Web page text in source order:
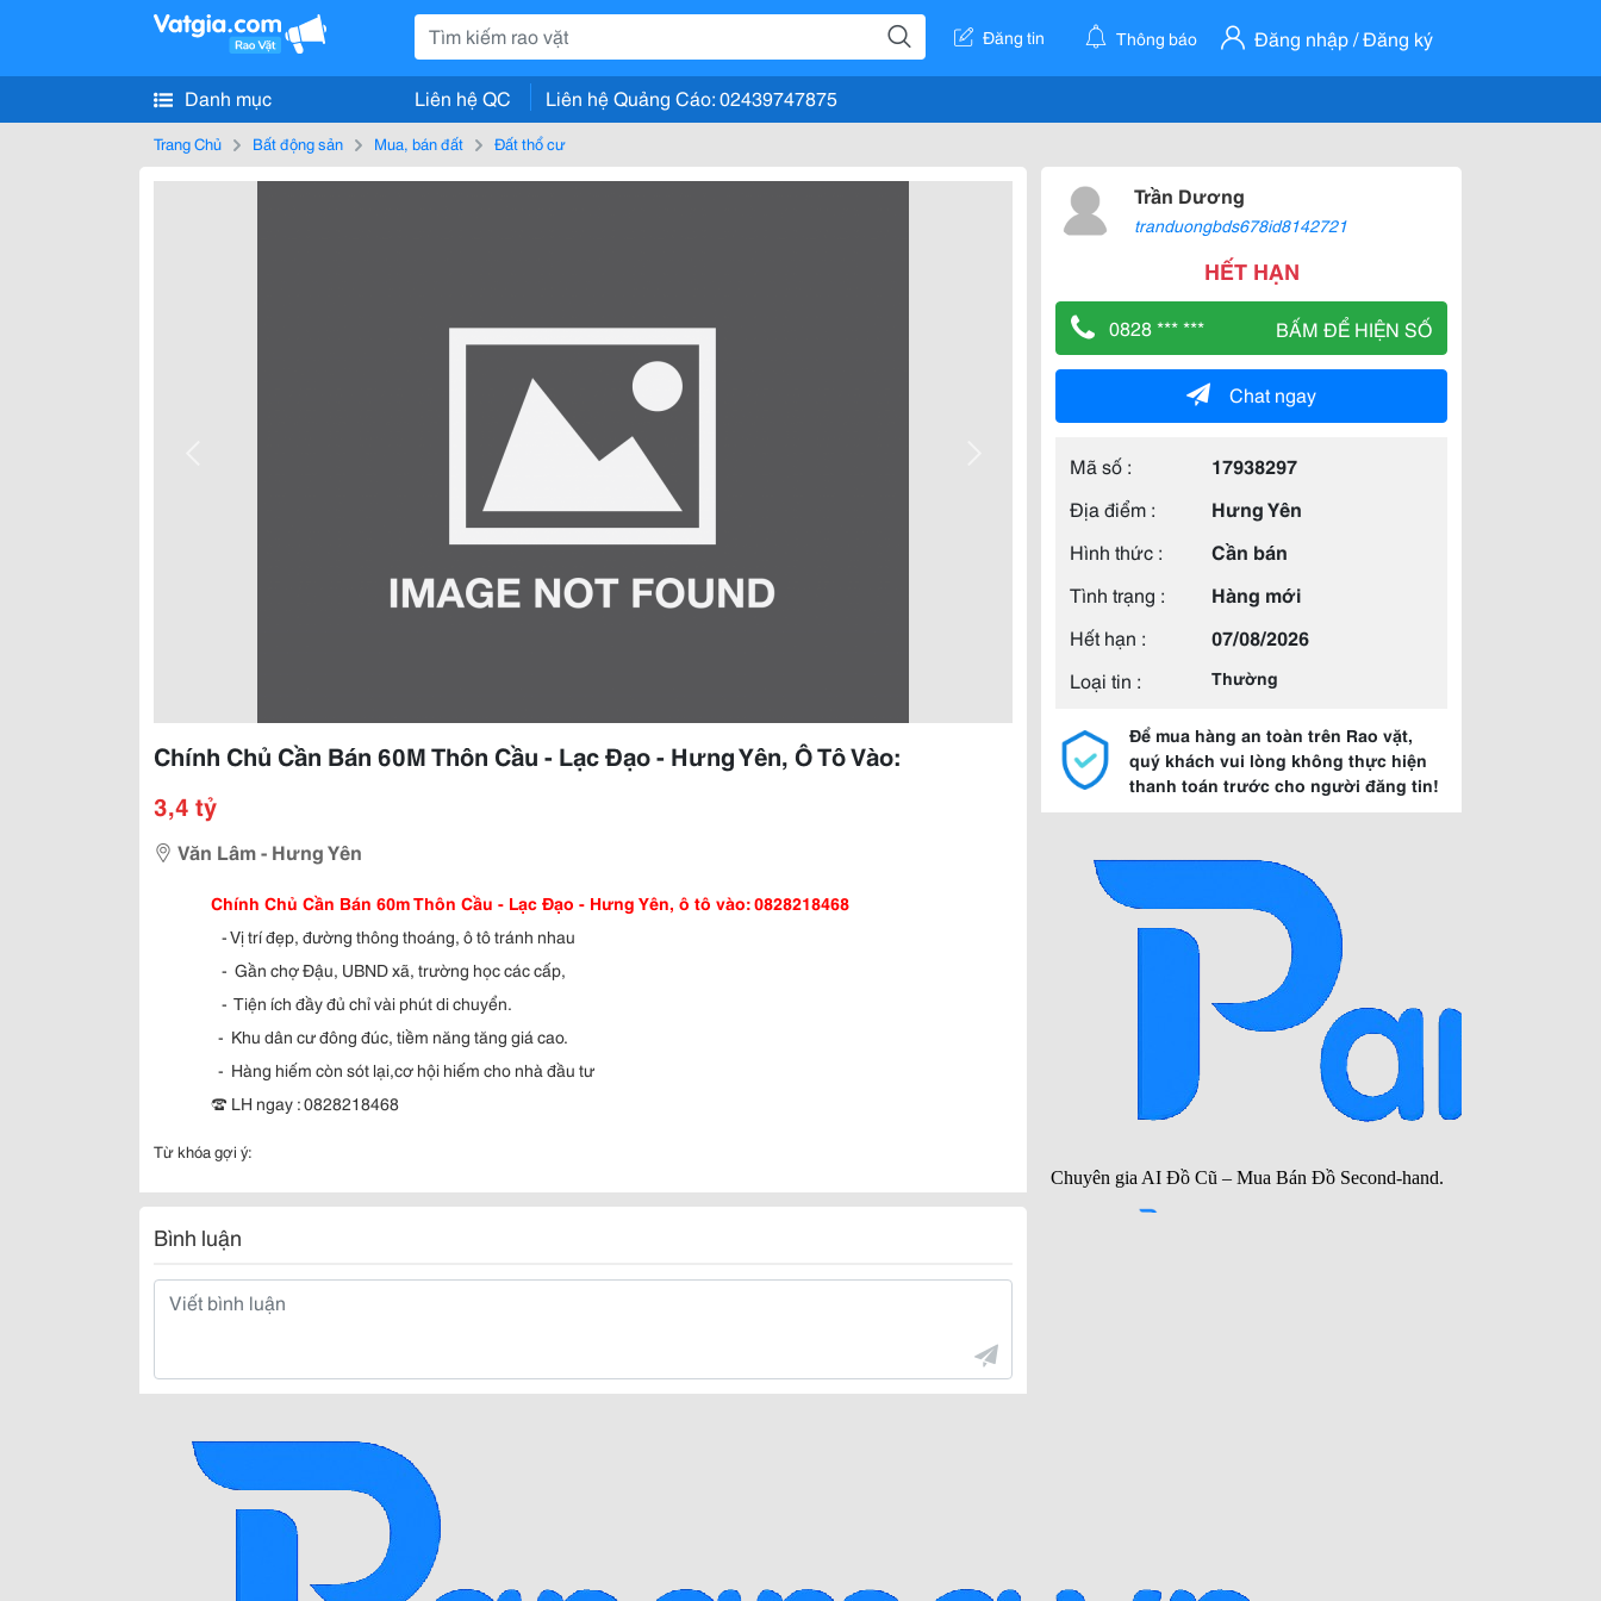
Đăng tin Thông báo Đăng nhập / Đăng ký
Danh mục Liên hệ QC Liên hệ Quảng Cáo: 02439747875
Trang Chủ Bất động sản Mua, bán đất Đất thổ cư
Chính Chủ Cần Bán 60M Thôn Cầu - Lạc Đạo - Hưng Yên, Ô Tô Vào:
3,4 tỷ
Văn Lâm - Hưng Yên
Chính Chủ Cần Bán 60m Thôn Cầu - Lạc Đạo - Hưng Yên, ô tô vào: 0828218468
-Vị trí đẹp, đường thông thoáng, ô tô tránh nhau
- Gần chợ Đậu, UBND xã, trường học các cấp,
- Tiện ích đầy đủ chỉ vài phút di chuyển.
- Khu dân cư đông đúc, tiềm năng tăng giá cao.
- Hàng hiếm còn sót lại,cơ hội hiếm cho nhà đầu tư
☎️ LH ngay : 0828218468
Từ khóa gợi ý:
Bình luận
Trần Dương
tranduongbds678id8142721
HẾT HẠN
0828 *** *** BẤM ĐỂ HIỆN SỐ
Chat ngay
Mã số :
17938297
Địa điểm :
Hưng Yên
Hình thức :
Cần bán
Tình trạng :
Hàng mới
Hết hạn :
07/08/2026
Loại tin :
Thường
Để mua hàng an toàn trên Rao vặt,
quý khách vui lòng không thực hiện
thanh toán trước cho người đăng tin!